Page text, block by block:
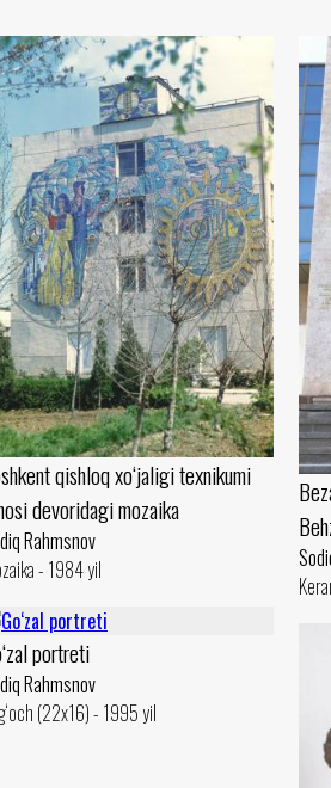
qishloq xo‘jaligi texnikumi
devoridagi mozaika
Rahmsnov
- 1984 yil
portreti
Rahmsnov
(22x16) - 1995 yil